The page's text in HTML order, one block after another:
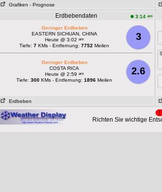
Grafiken - Prognose
Erdbebendaten 3:14 am
3
Geringer Erdbeben
EASTERN SICHUAN, CHINA
Heute @ 3:02 am
Tiefe: 7 KMs - Entfernung: 7752 Meilen
2.6
Geringer Erdbeben
COSTA RICA
Heute @ 2:59 am
Tiefe: 300 KMs - Entfernung: 1896 Meilen
Erdbeben
!
Richten Sie wichtige